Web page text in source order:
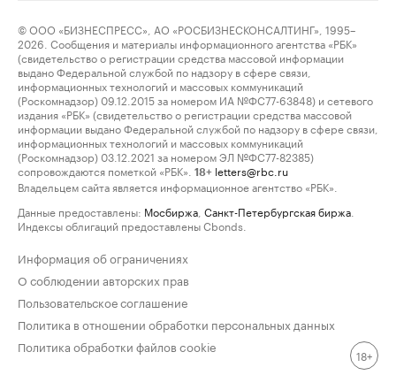
© ООО «БИЗНЕСПРЕСС», АО «РОСБИЗНЕСКОНСАЛТИНГ», 1995–
2026. Сообщения и материалы информационного агентства «РБК»
(свидетельство о регистрации средства массовой информации
выдано Федеральной службой по надзору в сфере связи,
информационных технологий и массовых коммуникаций
(Роскомнадзор) 09.12.2015 за номером ИА №ФС77-63848) и сетевого
издания «РБК» (свидетельство о регистрации средства массовой
информации выдано Федеральной службой по надзору в сфере связи,
информационных технологий и массовых коммуникаций
(Роскомнадзор) 03.12.2021 за номером ЭЛ №ФС77-82385)
сопровождаются пометкой «РБК».
18+ letters@rbc.ru
Владельцем сайта является информационное агентство «РБК».
Данные предоставлены: Мосбиржа Санкт-Петербургская биржа
Индексы облигаций предоставлены Cbonds.
Информация об ограничениях
О соблюдении авторских прав
Пользовательское соглашение
Политика в отношении обработки персональных данных
Политика обработки файлов cookie
18+